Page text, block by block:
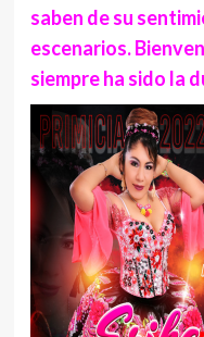
saben de su
escenarios.
siempre ha sido la